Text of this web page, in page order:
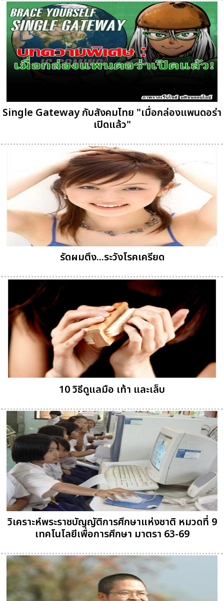
Single Gateway กับสังคมไทย "เมื่อกล่องแพนดอร่า
เปิดแล้ว"
รัดผมตึง...ระวังโรคเครียด
10 วิธีดูแลมือ เท้า และเล็บ
วิเคราะห์พระราชบัญญัติการศึกษาแห่งชาติ หมวดที่ 9
เทคโนโลยีเพื่อการศึกษา มาตรา 63-69